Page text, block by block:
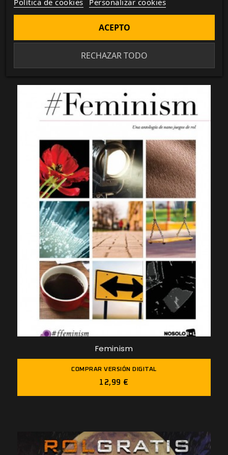
COMPRAR VERSIÓN DIGITAL
Feminism
COMPRAR VERSIÓN DIGITAL
12,99 €
Política de cookies Personalizar cookies
RECHAZAR TODO
ACEPTO